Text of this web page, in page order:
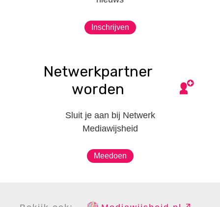
Inschrijven
Netwerkpartner
worden
Sluit je aan bij Netwerk
Mediawijsheid
Meedoen